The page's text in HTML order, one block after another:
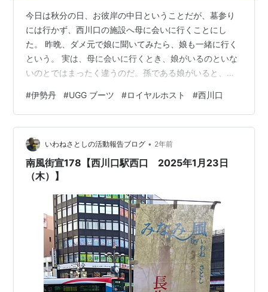
今日は秋分の日、お彼岸の中日ということだが、墓参り
には行かず、西川口の施設へ母に会いに行くことにし
た。 昨晩、ダメ元で娘に聞いてみたら、娘も一緒に行く
という。 実は、母に会いに行くとき、娘がいるのといな
いのとではまったく違うのだ。孫である娘がいると、母
いたりするのだが、そういうことが格段に減るのだ。だ
から、こちらとしてはメンタルを削られることもなく、
娘は娘で母からちょっとしたお小遣いがもらえるから、
まさに。 三方よし なのである笑 ということで、昨日ト
レーニングにも行っているので、ゴミ出しをしてから、
ちょっとのんびりして、11時過ぎに娘と一緒に…
#伊勢丹 #UGG ブーツ #ロイヤルホスト #西川口
いわねさとしの活動報告ブログ • 2年前
南風街宣178【西川口駅西口 2025年1月23日
（木）】